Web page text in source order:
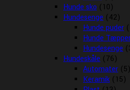
Hunde sko (10)
Hundesenge (42)
Hunde puder
Hunde
Hundesenge
Hundeskåle (76)
Automater (5)
Keramik (15)